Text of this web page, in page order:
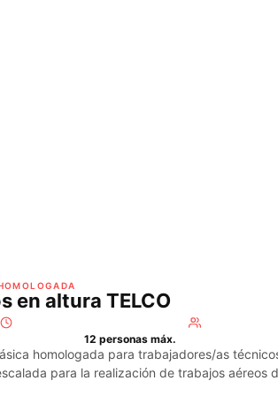
en altura TELCO
12 personas máx.
homologada para trabajadores/as
para la realización de trabajos aéreos